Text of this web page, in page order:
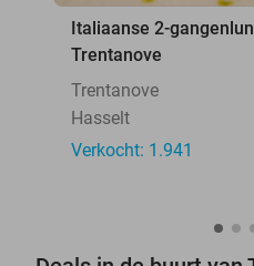
Italiaanse 2-
Trentanove
Trentanove
Hasselt
Verkocht: 1.941